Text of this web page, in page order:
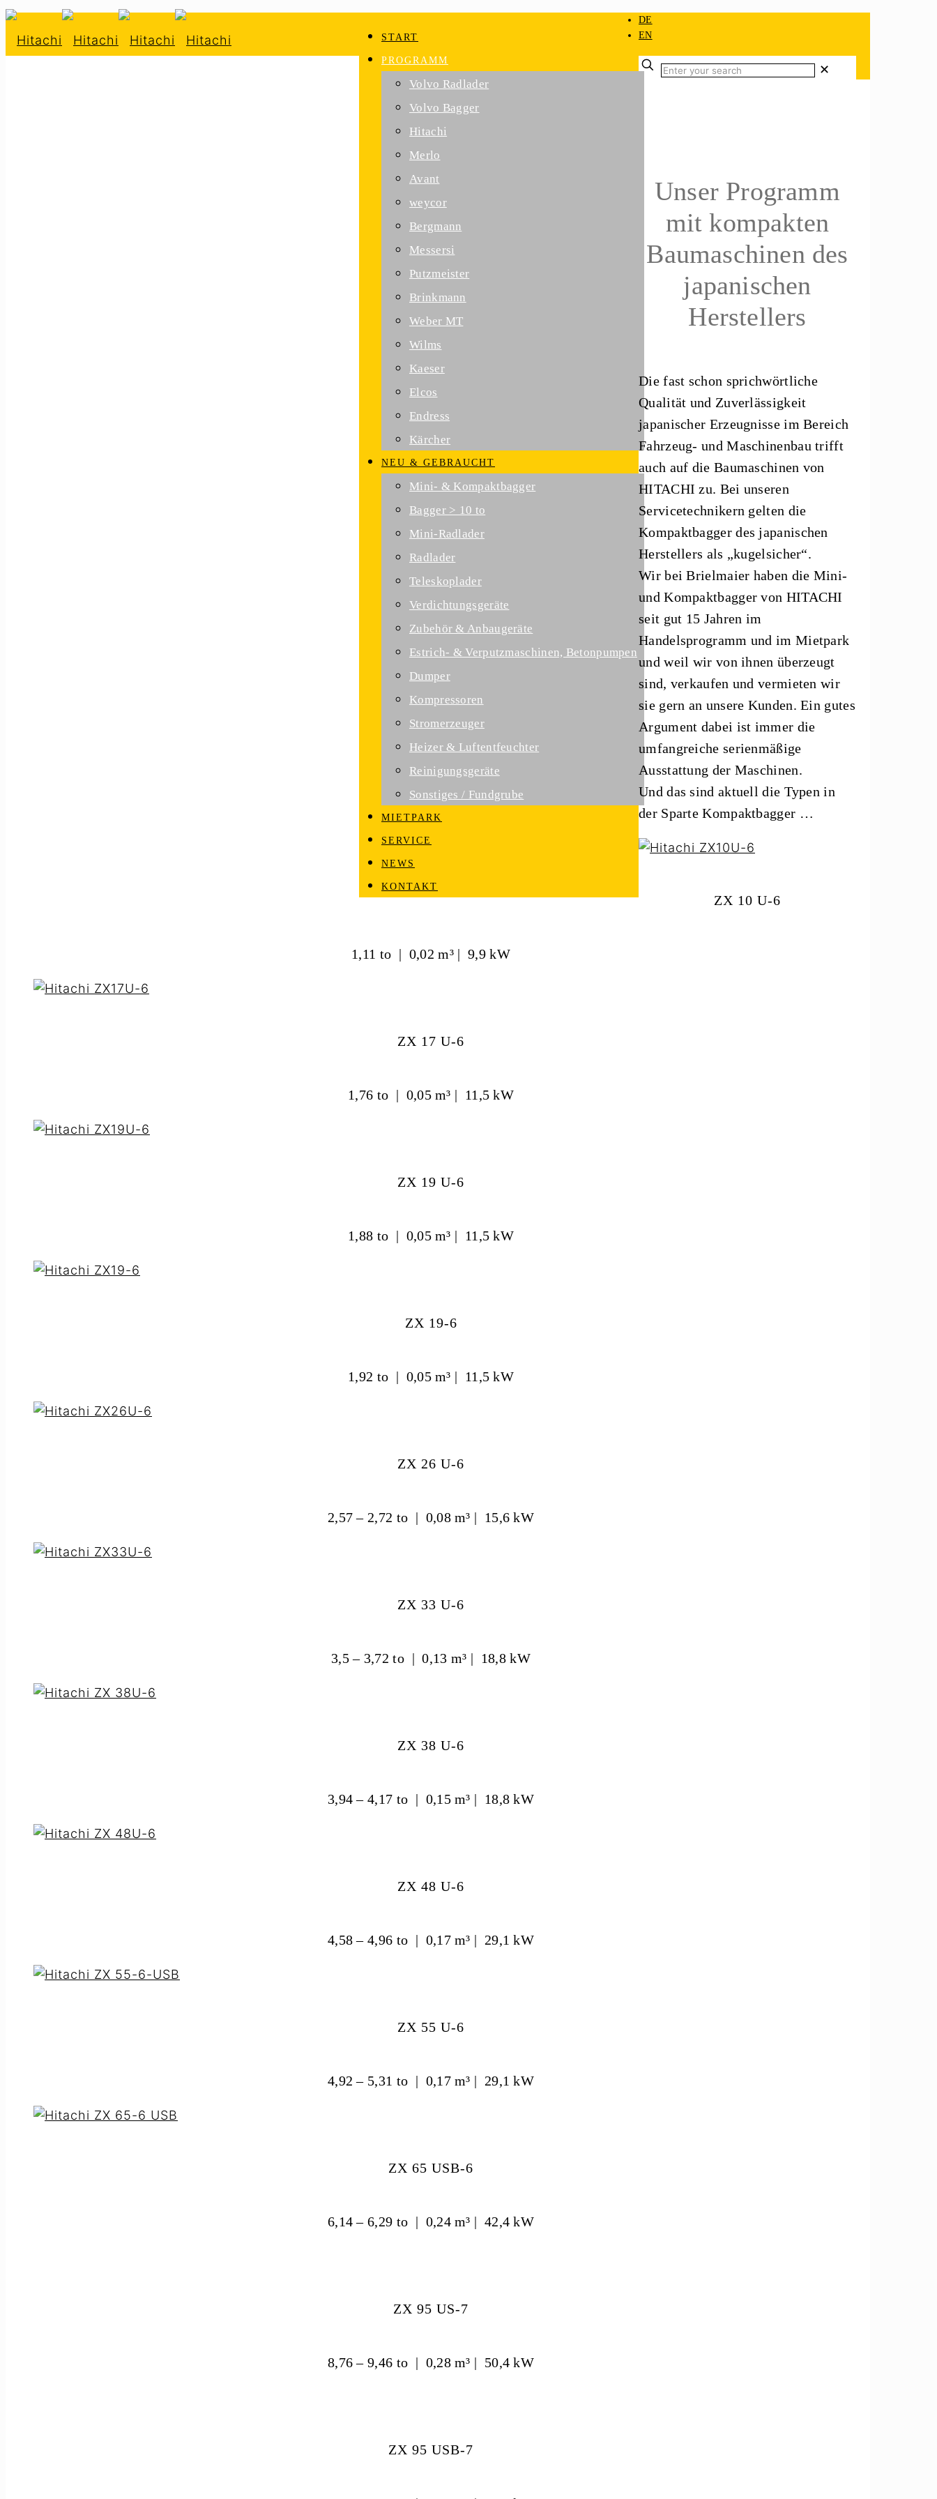
START
PROGRAMM
Volvo Radlader
Volvo Bagger
Hitachi
Merlo
Avant
weycor
Bergmann
Messersi
Putzmeister
Brinkmann
Weber MT
Wilms
Kaeser
Elcos
Endress
Kärcher
NEU & GEBRAUCHT
Mini- & Kompaktbagger
Bagger > 10 to
Mini-Radlader
Radlader
Teleskoplader
Verdichtungsgeräte
Zubehör & Anbaugeräte
Estrich- & Verputzmaschinen, Betonpumpen
Dumper
Kompressoren
Stromerzeuger
Heizer & Luftentfeuchter
Reinigungsgeräte
Sonstiges / Fundgrube
MIETPARK
SERVICE
NEWS
KONTAKT
DE
EN
✕
Unser Programm
mit kompakten
Baumaschinen des
japanischen
Herstellers
Die fast schon sprichwörtliche
Qualität und Zuverlässigkeit
japanischer Erzeugnisse im Bereich
Fahrzeug- und Maschinenbau trifft
auch auf die Baumaschinen von
HITACHI zu. Bei unseren
Servicetechnikern gelten die
Kompaktbagger des japanischen
Herstellers als „kugelsicher“.
Wir bei Brielmaier haben die Mini-
und Kompaktbagger von HITACHI
seit gut 15 Jahren im
Handelsprogramm und im Mietpark
und weil wir von ihnen überzeugt
sind, verkaufen und vermieten wir
sie gern an unsere Kunden. Ein gutes
Argument dabei ist immer die
umfangreiche serienmäßige
Ausstattung der Maschinen.
Und das sind aktuell die Typen in
der Sparte Kompaktbagger …
ZX 10 U-6
1,11 to | 0,02 m³ | 9,9 kW
ZX 17 U-6
1,76 to | 0,05 m³ | 11,5 kW
ZX 19 U-6
1,88 to | 0,05 m³ | 11,5 kW
ZX 19-6
1,92 to | 0,05 m³ | 11,5 kW
ZX 26 U-6
2,57 – 2,72 to | 0,08 m³ | 15,6 kW
ZX 33 U-6
3,5 – 3,72 to | 0,13 m³ | 18,8 kW
ZX 38 U-6
3,94 – 4,17 to | 0,15 m³ | 18,8 kW
ZX 48 U-6
4,58 – 4,96 to | 0,17 m³ | 29,1 kW
ZX 55 U-6
4,92 – 5,31 to | 0,17 m³ | 29,1 kW
ZX 65 USB-6
6,14 – 6,29 to | 0,24 m³ | 42,4 kW
ZX 95 US-7
8,76 – 9,46 to | 0,28 m³ | 50,4 kW
ZX 95 USB-7